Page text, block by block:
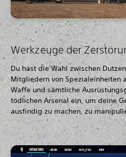
Werkzeuge der
Du hast die Wahl zwischen
Mitgliedern von Spezialeinheiten
Waffe und sämtliche
tödlichen Arsenal ein, um deine
ausfindig zu machen, zu